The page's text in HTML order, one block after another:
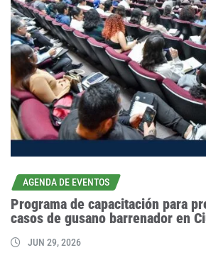
AGENDA DE EVENTOS
Programa de capacitación para
casos de gusano barrenador en
JUN 29, 2026